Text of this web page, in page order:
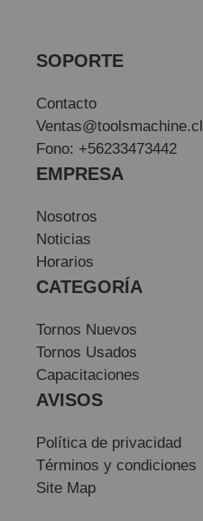
SOPORTE
Contacto
Ventas@toolsmachine.cl
Fono: +56233473442
EMPRESA
Nosotros
Noticias
Horarios
CATEGORÍA
Tornos Nuevos
Tornos Usados
Capacitaciones
AVISOS
Política de privacidad
Términos y condiciones
Site Map